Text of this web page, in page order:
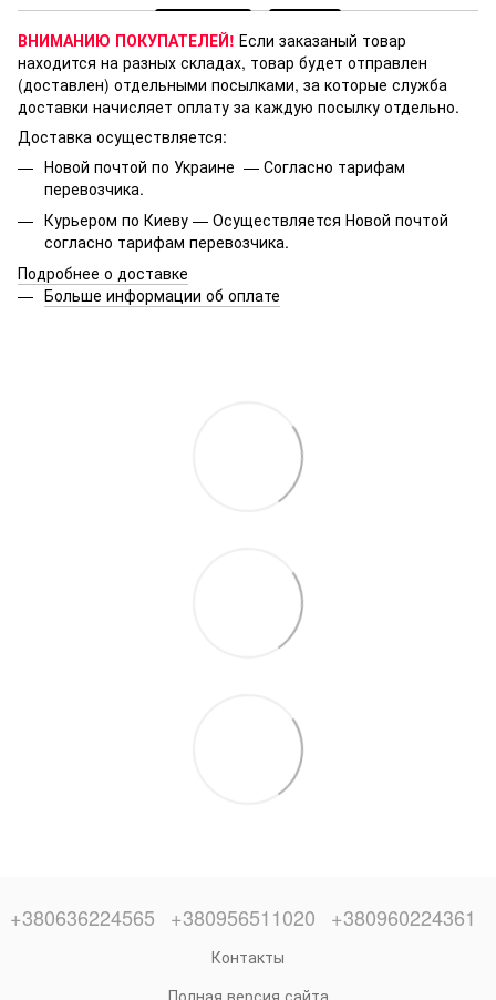
ВНИМАНИЮ ПОКУПАТЕЛЕЙ! Если заказаный товар
находится на разных складах, товар будет отправлен
(доставлен) отдельными посылками, за которые служба
доставки начисляет оплату за каждую посылку отдельно.
Доставка осуществляется:
Новой почтой по Украине — Согласно тарифам
перевозчика.
Курьером по Киеву — Осуществляется Новой почтой
согласно тарифам перевозчика.
Подробнее о доставке
Больше информации об оплате
+380636224565 +380956511020 +380960224361
Контакты
Полная версия сайта